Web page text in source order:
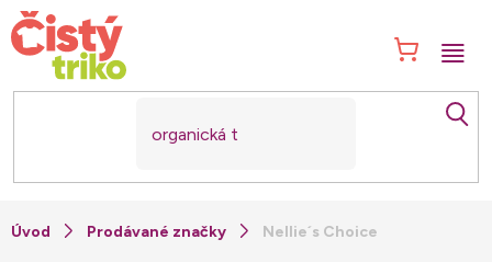
Přejít
na
obsah
Prodávané značky Nellie´s Choice